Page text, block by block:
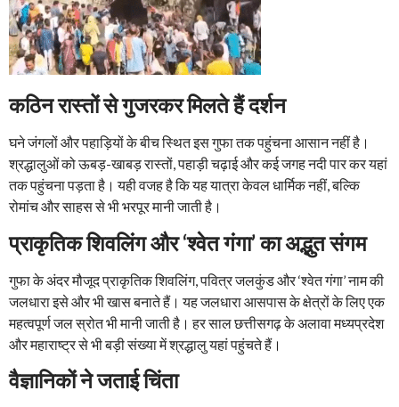
कठिन रास्तों से गुजरकर मिलते हैं दर्शन
घने जंगलों और पहाड़ियों के बीच स्थित इस गुफा तक पहुंचना आसान नहीं है।
श्रद्धालुओं को ऊबड़-खाबड़ रास्तों, पहाड़ी चढ़ाई और कई जगह नदी पार कर यहां
तक पहुंचना पड़ता है। यही वजह है कि यह यात्रा केवल धार्मिक नहीं, बल्कि
रोमांच और साहस से भी भरपूर मानी जाती है।
प्राकृतिक शिवलिंग और ‘श्वेत गंगा’ का अद्भुत संगम
गुफा के अंदर मौजूद प्राकृतिक शिवलिंग, पवित्र जलकुंड और ‘श्वेत गंगा’ नाम की
जलधारा इसे और भी खास बनाते हैं। यह जलधारा आसपास के क्षेत्रों के लिए एक
महत्वपूर्ण जल स्रोत भी मानी जाती है। हर साल छत्तीसगढ़ के अलावा मध्यप्रदेश
और महाराष्ट्र से भी बड़ी संख्या में श्रद्धालु यहां पहुंचते हैं।
वैज्ञानिकों ने जताई चिंता